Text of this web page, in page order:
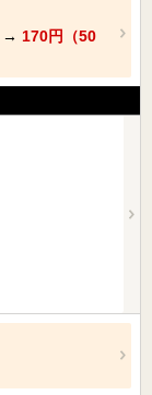
→ 170円（50